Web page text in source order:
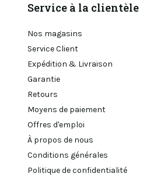
Service à la clientèle
Nos magasins
Service Client
Expédition & Livraison
Garantie
Retours
Moyens de paiement
Offres d'emploi
À propos de nous
Conditions générales
Politique de confidentialité